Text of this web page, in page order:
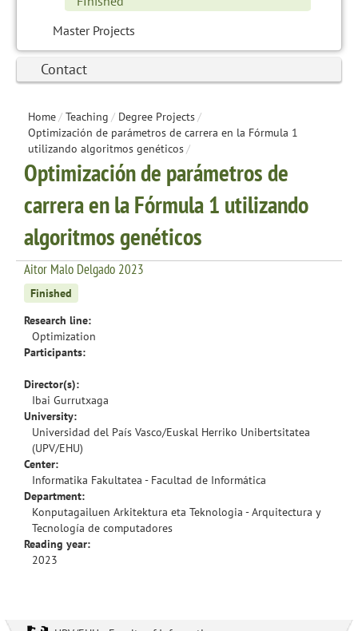
Master Projects
Contact
Home/ Teaching / Degree Projects/
Optimización de parámetros de carrera en la Fórmula 1
utilizando algoritmos genéticos/
Optimización de parámetros de
carrera en la Fórmula 1 utilizando
algoritmos genéticos
Aitor Malo Delgado 2023
Finished
Research line:
Optimization
Participants:
Director(s):
Ibai Gurrutxaga
University:
Universidad del País Vasco/Euskal Herriko Unibertsitatea
(UPV/EHU)
Center:
Informatika Fakultatea - Facultad de Informática
Department:
Konputagailuen Arkitektura eta Teknologia - Arquitectura y
Tecnología de computadores
Reading year:
2023